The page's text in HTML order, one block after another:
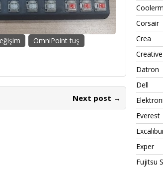
OmniPoint tuş
Next post →
Corsair
Crea
Creative
Datron
Dell
Everest
Exper
Fujitsu